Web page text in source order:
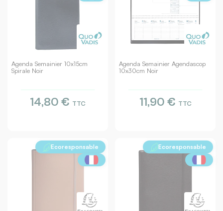
Agenda Semainier 10x15cm
Spirale Noir
14,80 € TTC
Agenda Semainier Agendascop
10x30cm Noir
11,90 € TTC
Ecoresponsable Ecoresponsable